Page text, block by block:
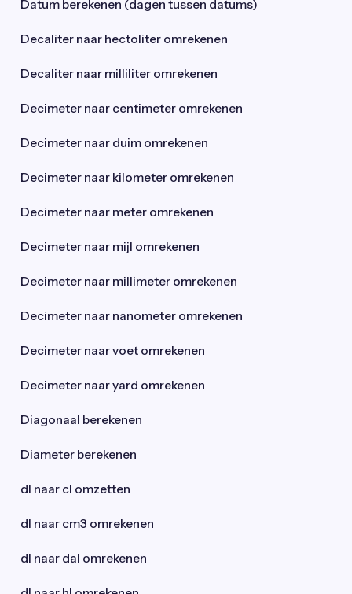
Datum berekenen (dagen tussen datums)
Decaliter naar hectoliter omrekenen
Decaliter naar milliliter omrekenen
Decimeter naar centimeter omrekenen
Decimeter naar duim omrekenen
Decimeter naar kilometer omrekenen
Decimeter naar meter omrekenen
Decimeter naar mijl omrekenen
Decimeter naar millimeter omrekenen
Decimeter naar nanometer omrekenen
Decimeter naar voet omrekenen
Decimeter naar yard omrekenen
Diagonaal berekenen
Diameter berekenen
dl naar cl omzetten
dl naar cm3 omrekenen
dl naar dal omrekenen